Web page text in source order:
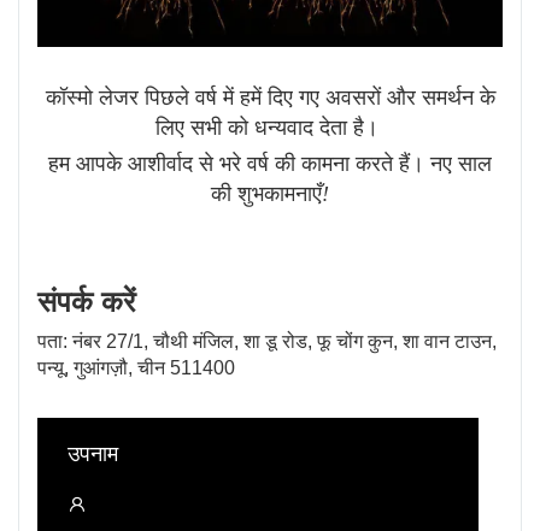
कॉस्मो लेजर पिछले वर्ष में हमें दिए गए अवसरों और समर्थन के
लिए सभी को धन्यवाद देता है।
हम आपके आशीर्वाद से भरे वर्ष की कामना करते हैं। नए साल
की शुभकामनाएँ!
संपर्क करें
पता: नंबर 27/1, चौथी मंजिल, शा डू रोड, फू चोंग कुन, शा वान टाउन,
पन्यू, गुआंगज़ौ, चीन 511400
उपनाम